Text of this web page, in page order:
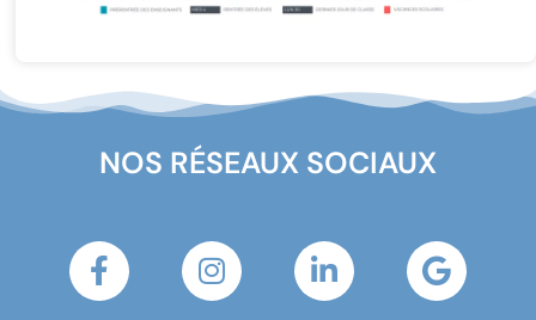
NOS RÉSEAUX SOCIAUX